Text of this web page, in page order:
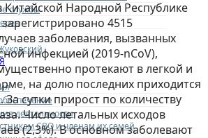
службы
деятельности
СВО и членам их семей
Китайской Народной Республике
4515
заболевания, вызванных
инфекцией (2019-nCoV),
протекают в легкой и
на долю последних приходится
За сутки прирост по количеству
Число летальных исходов
(2,3%). В основном заболевают